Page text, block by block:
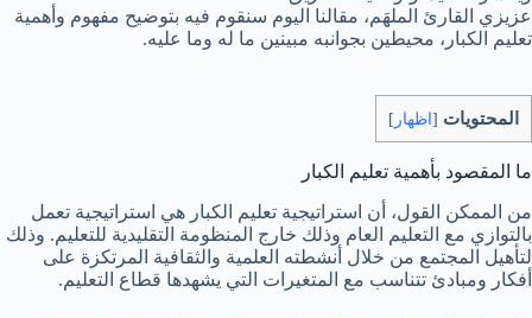
عزيزي القارئ الملهَم، مقالنا اليوم سنقوم فيه بتوضيح مفهوم وأهمية
تعليم الكبار، محيطين بجوانبه مبينين ما له وما عليه.
المحتويات [ اظهار ]
ما المقصود بأهمية تعليم الكبار
من الممكن القول، أن استراتيجية تعليم الكبار هي استراتيجية تعمل
بالتوازي مع التعليم العام وذلك خارج المنظومة التقليدية للتعليم. وذلك
لتأهيل المجتمع من خلال أنشطته العلمية والثقافية المرتكزة على
أفكار ومبادئ تتناسب مع المتغيرات التي يشهدها قطاع التعليم.